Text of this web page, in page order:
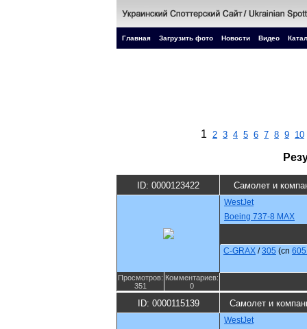
Главная Загрузить фото Новости Видео
1 2 3 4 5 6 7 8 9 10
ID: 0000123422 Самолет и
WestJet
Boeing 737-8 MAX
C-GRAX /305 (cn
Просмотров:
351
Комментариев:
0
ID: 0000115139 Самолет и
WestJet